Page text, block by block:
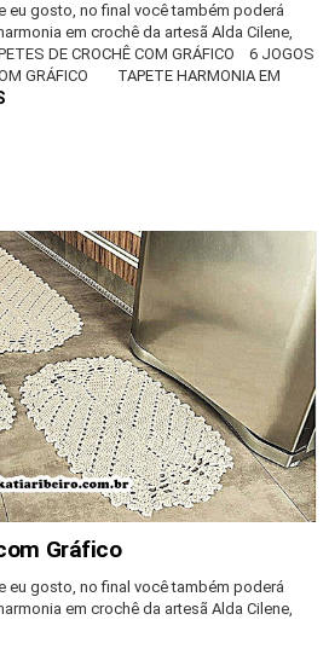
eu gosto, no final você também poderá
em crochê da artesã Alda Cilene,
DE CROCHÊ COM GRÁFICO 6 JOGOS
GRÁFICO TAPETE HARMONIA EM
Gráfico
eu gosto, no final você também poderá
em crochê da artesã Alda Cilene,